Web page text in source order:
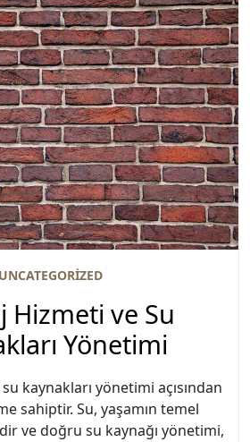
UNCATEGORIZED
Hizmeti ve Su
Yönetimi
kaynakları yönetimi açısından
sahiptir. Su, yaşamın temel
ve doğru su kaynağı yönetimi,